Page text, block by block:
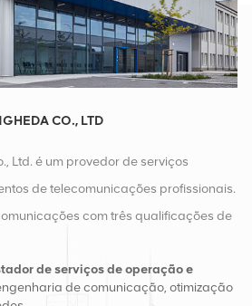
CO., LTD
Ltd. é um provedor de serviços
de telecomunicações profissionais.
com três qualificações de
inteligentes e centros de
Changsha e Hong Kong. Em 2016,
de serviços de operação e
de comunicação, otimização